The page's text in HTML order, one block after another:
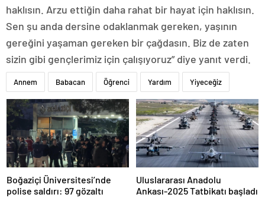
haklısın. Arzu ettiğin daha rahat bir hayat için haklısın.
Sen şu anda dersine odaklanmak gereken, yaşının
gereğini yaşaman gereken bir çağdasın. Biz de zaten
sizin gibi gençlerimiz için çalışıyoruz” diye yanıt verdi.
Annem Babacan Öğrenci Yardım Yiyeceğiz
Boğaziçi Üniversitesi’nde
polise saldırı: 97 gözaltı
Uluslararası Anadolu
Ankası-2025 Tatbikatı başladı